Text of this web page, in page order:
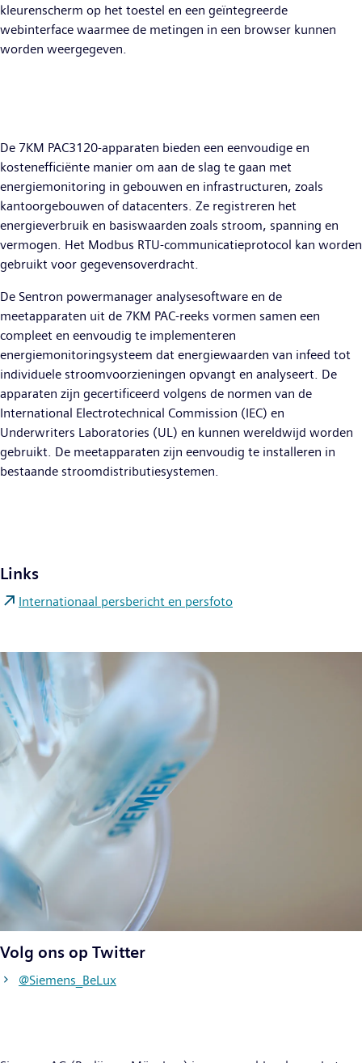
kleurenscherm op het toestel en een geïntegreerde
webinterface waarmee de metingen in een browser kunnen
worden weergegeven.
De 7KM PAC3120-apparaten bieden een eenvoudige en
kostenefficiënte manier om aan de slag te gaan met
energiemonitoring in gebouwen en infrastructuren, zoals
kantoorgebouwen of datacenters. Ze registreren het
energieverbruik en basiswaarden zoals stroom, spanning en
vermogen. Het Modbus RTU-communicatieprotocol kan worden
gebruikt voor gegevensoverdracht.
De Sentron powermanager analysesoftware en de
meetapparaten uit de 7KM PAC-reeks vormen samen een
compleet en eenvoudig te implementeren
energiemonitoringsysteem dat energiewaarden van infeed tot
individuele stroomvoorzieningen opvangt en analyseert. De
apparaten zijn gecertificeerd volgens de normen van de
International Electrotechnical Commission (IEC) en
Underwriters Laboratories (UL) en kunnen wereldwijd worden
gebruikt. De meetapparaten zijn eenvoudig te installeren in
bestaande stroomdistributiesystemen.
Links
Internationaal persbericht en persfoto
Volg ons op Twitter
@Siemens_BeLux